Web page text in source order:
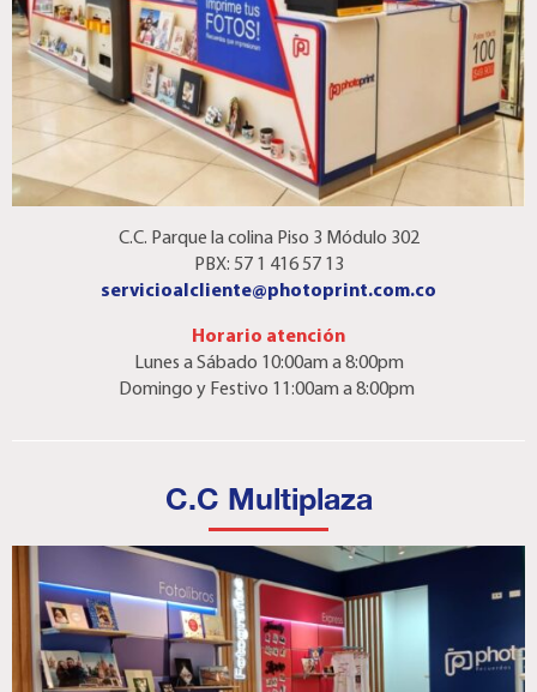
C.C. Parque la colina Piso 3 Módulo 302
PBX: 57 1 416 57 13
servicioalcliente@photoprint.com.co
Horario atención
Lunes a Sábado 10:00am a 8:00pm
Domingo y Festivo 11:00am a 8:00pm
C.C Multiplaza